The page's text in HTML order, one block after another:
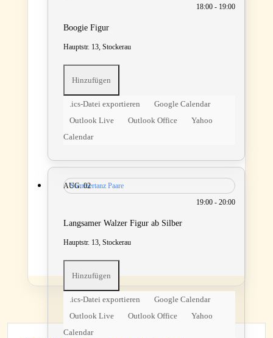
18:00 - 19:00
Boogie Figur
Hauptstr. 13, Stockerau
Hinzufügen
.ics-Datei exportieren
Google Calendar
Outlook Live
Outlook Office
Yahoo
Calendar
Sommertanz Paare
AUG.02
19:00 - 20:00
Langsamer Walzer Figur ab Silber
Hauptstr. 13, Stockerau
Hinzufügen
.ics-Datei exportieren
Google Calendar
Outlook Live
Outlook Office
Yahoo
Calendar